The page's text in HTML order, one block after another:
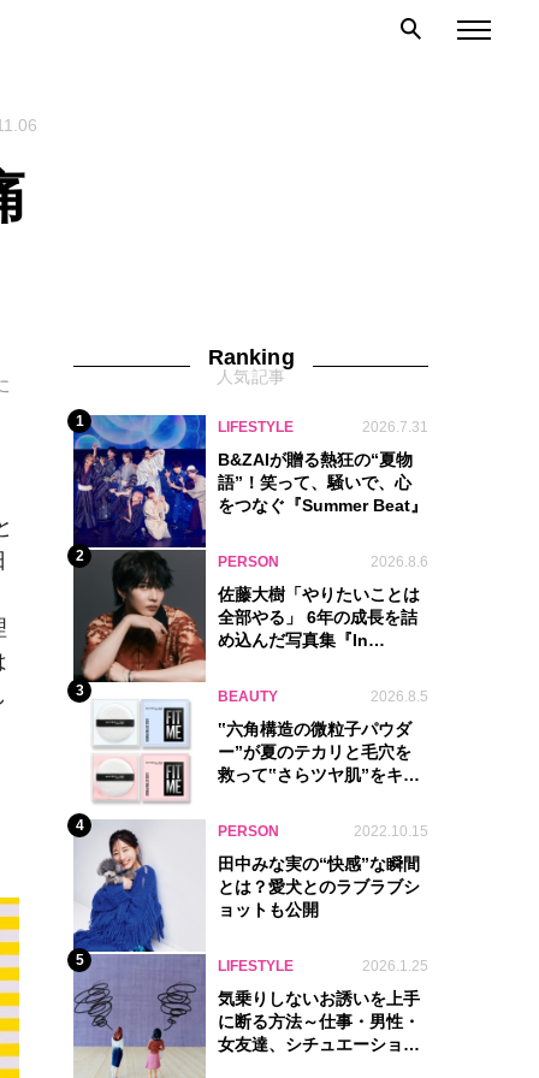
Ranking
人気記事
1 LIFESTYLE 2026.7.31
B&ZAIが贈る熱狂の“夏物
語”！笑って、騒いで、心
をつなぐ『Summer Beat』
2 PERSON 2026.8.6
佐藤大樹「やりたいことは
全部やる」 6年の成長を詰
め込んだ写真集『In
3 BEAUTY 2026.8.5
‟六角構造の微粒子パウダ
ー”が夏のテカリと毛穴を
救って‟さらツヤ肌”をキー
4 PERSON 2022.10.15
田中みな実の“快感”な瞬間
とは？愛犬とのラブラブシ
ョットも公開
5 LIFESTYLE 2026.1.25
気乗りしないお誘いを上手
に断る方法～仕事・男性・
女友達、シチュエーション